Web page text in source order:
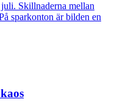
Skillnaderna mellan
sparkonton är bilden en